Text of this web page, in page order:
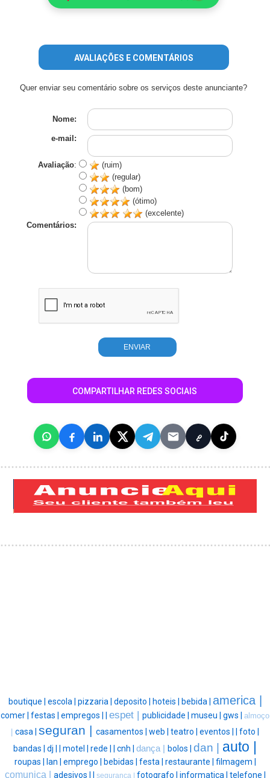
AVALIAÇÕES E COMENTÁRIOS
Quer enviar seu comentário sobre os serviços deste anunciante?
Nome:
e-mail:
Avaliação:
(ruim)
(regular)
(bom)
(ótimo)
(excelente)
Comentários:
COMPARTILHAR REDES SOCIAIS
boutique | escola | pizzaria | deposito | hoteis | bebida | america |
comer | festas | empregos | | espet | publicidade | museu | gws | almoço
| casa | seguran | casamentos | web | teatro | eventos | | foto |
bandas | dj | | motel | rede | | cnh | dança | bolos | dan | auto |
roupas | lan | emprego | bebidas | festa | restaurante | filmagem |
comunica | adesivos | | segurança | fotografo | informatica | telefone |